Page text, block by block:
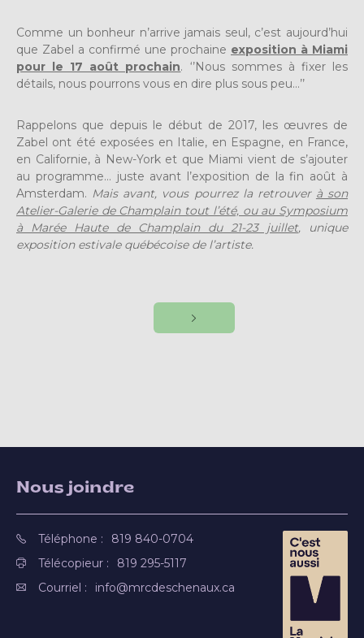
Comme un bonheur n’arrive jamais seul, c’est aujourd’hui
que Zabel a confirmé une prochaine exposition à Miami
pour le 17 août prochain. ‘’Nous sommes à fixer les
détails, nous pourrons vous en dire plus sous peu…’’
Rappelons que depuis le début de 2017, les œuvres de
Zabel ont été exposées en Italie, en Espagne, en France,
en Californie, à New-York et que Miami vient de s’ajouter
au programme… juste avant l’exposition de la fin août à
Amsterdam. Mais avant, vous pourrez la retrouver à son
Atelier-Galerie de Champlain tout l’été, ou au Symposium
à Marée Haute de Champlain du 21-23 juillet, unique
exposition estivale québécoise de l’artiste.
Nous joindre
Téléphone :
819 840-0704
Télécopieur :
819 295-5117
Courriel :
info@mrcdeschenaux.ca